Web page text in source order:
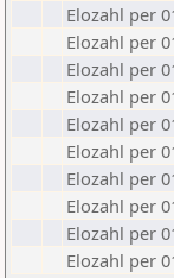
Elozahl per
Elozahl per
Elozahl per
Elozahl per
Elozahl per
Elozahl per
Elozahl per
Elozahl per
Elozahl per
Elozahl per